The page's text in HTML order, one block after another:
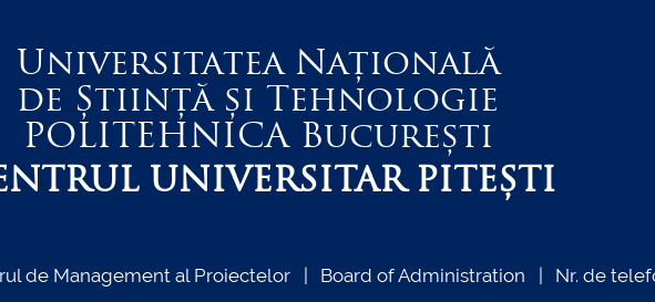
Universitatea Națională
de Știință și Tehnologie
POLITEHNICABucurești
UNIVERSITAR PITEȘTI
de Management al Proiectelor Board of Administration Nr. de